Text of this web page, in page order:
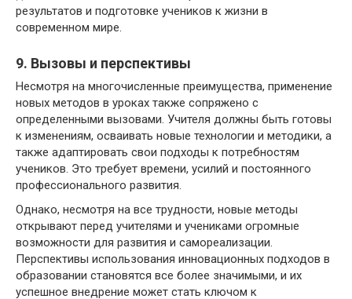
результатов и подготовке учеников к жизни в
современном мире.
9. Вызовы и перспективы
Несмотря на многочисленные преимущества, применение
новых методов в уроках также сопряжено с
определенными вызовами. Учителя должны быть готовы
к изменениям, осваивать новые технологии и методики, а
также адаптировать свои подходы к потребностям
учеников. Это требует времени, усилий и постоянного
профессионального развития.
Однако, несмотря на все трудности, новые методы
открывают перед учителями и учениками огромные
возможности для развития и самореализации.
Перспективы использования инновационных подходов в
образовании становятся все более значимыми, и их
успешное внедрение может стать ключом к